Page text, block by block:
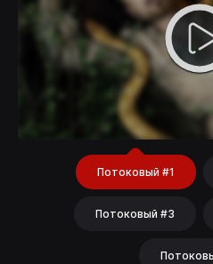
Потоковый #1
Потоковый #3